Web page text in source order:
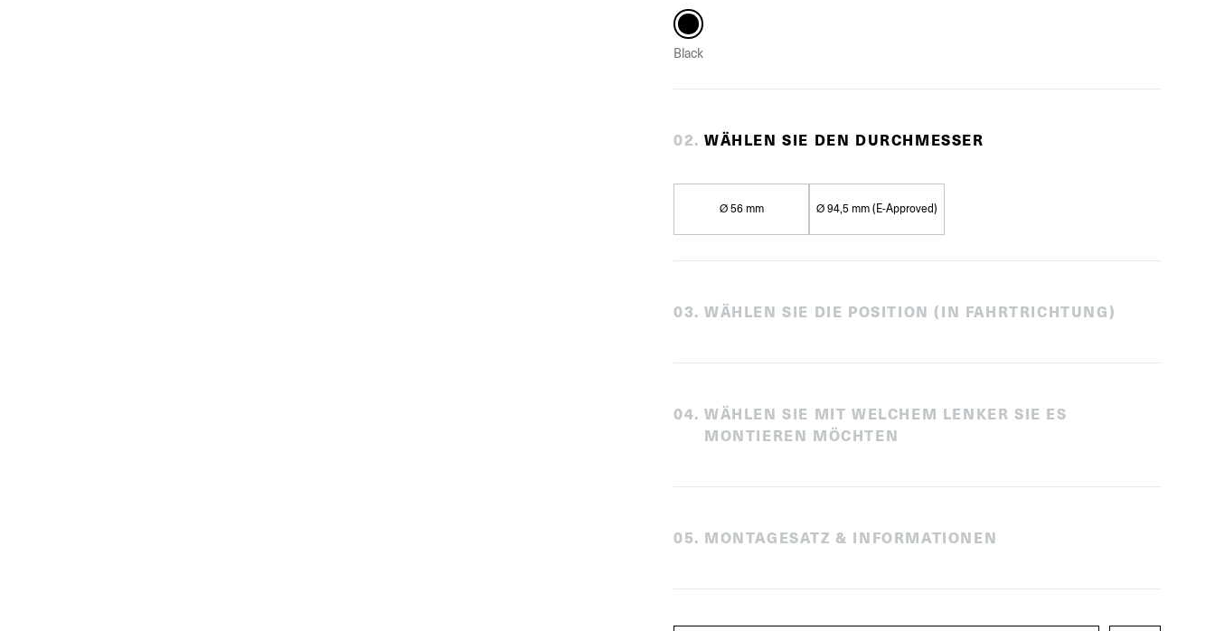
Black
02. WÄHLEN SIE DEN DURCHMESSER
Ø 56 mm Ø 94,5 mm (E-Approved)
03. WÄHLEN SIE DIE POSITION (IN FAHRTRICHTUNG)
04. WÄHLEN SIE MIT WELCHEM LENKER SIE ES
MONTIEREN MÖCHTEN
05. MONTAGESATZ & INFORMATIONEN